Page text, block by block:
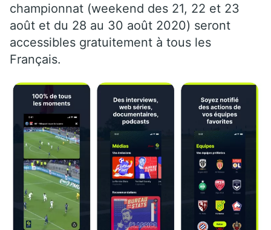
championnat (weekend des 21, 22 et 23
août et du 28 au 30 août 2020) seront
accessibles gratuitement à tous les
Français.